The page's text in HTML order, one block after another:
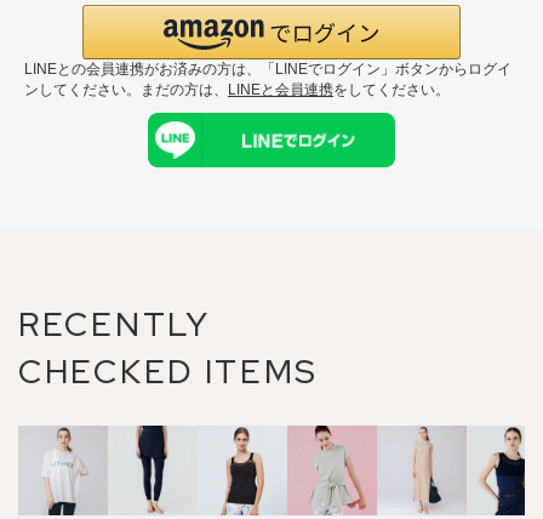
LINEとの会員連携がお済みの方は、「LINEでログイン」ボタンからログイ
ンしてください。まだの方は、
LINEと会員連携をしてください。
RECENTLY
CHECKED ITEMS